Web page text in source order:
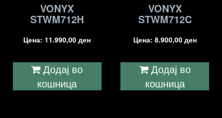
VONYX
STWM712H
Цена: 11.990,00ден
Додај во
кошница
VONYX
STWM712C
Цена: 8.900,00 ден
Додај во
кошница